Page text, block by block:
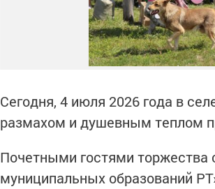
Сегодня, 4 июля 2026 года в
размахом и душевным теплом
Почетными гостями торжества
муниципальных образований